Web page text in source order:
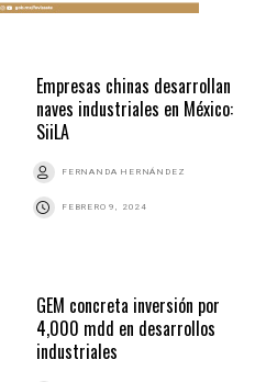
Empresas chinas desarrollan
naves industriales en México:
SiiLA
FERNANDA HERNÁNDEZ
FEBRERO 9, 2024
GEM concreta inversión por
4,000 mdd en desarrollos
industriales